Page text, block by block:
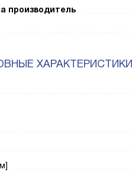
производитель
ХАРАКТЕРИСТИКИ